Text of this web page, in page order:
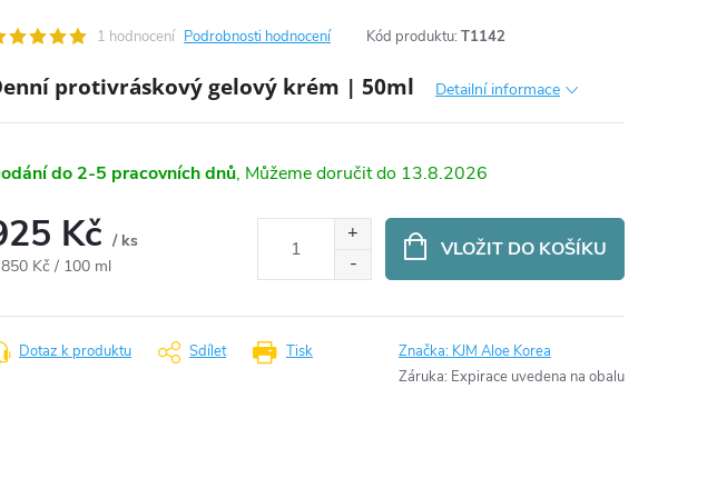
1 hodnocení Podrobnosti hodnocení Kód produktu: T1142
protivráskový gelový krém | 50ml Detailní informace
do 2-5 pracovních dnů 13.8.2026
Kč / ks
Kč / 100 ml
VLOŽIT DO KOŠÍKU
Tisk
Dotaz k produktu Sdílet Značka: KJM Aloe Korea
Záruka: Expirace uvedena na obalu